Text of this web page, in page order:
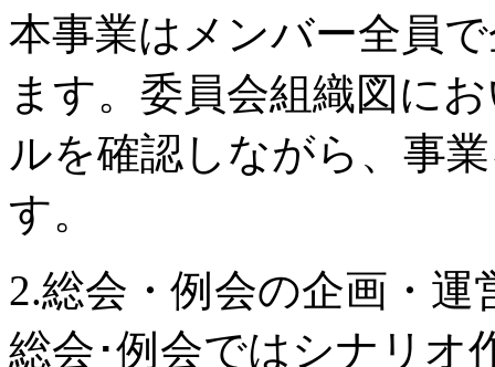
本事業はメンバー全員
ます。委員会組織図に
ルを確認しながら、事
す。
2.総会・例会の企画・運
総会･例会ではシナリオ